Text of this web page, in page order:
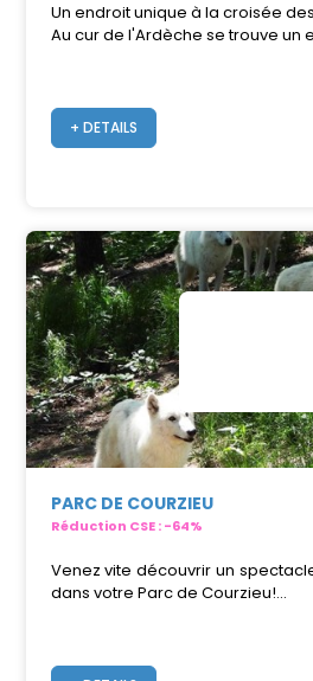
Un endroit unique à la croisée
Au cur de l'Ardèche se trouve un
+ DETAILS
PARC DE COURZIEU
Réduction CSE : -64%
Venez vite découvrir un
dans votre Parc de Courzieu!...